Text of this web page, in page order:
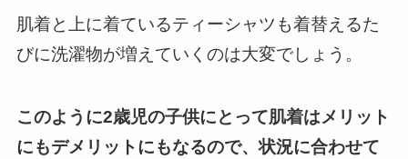
肌着と上に着ているティーシャツも着替えるた
びに洗濯物が増えていくのは大変でしょう。
このように2歳児の子供にとって肌着はメリット
にもデメリットにもなるので、状況に合わせて